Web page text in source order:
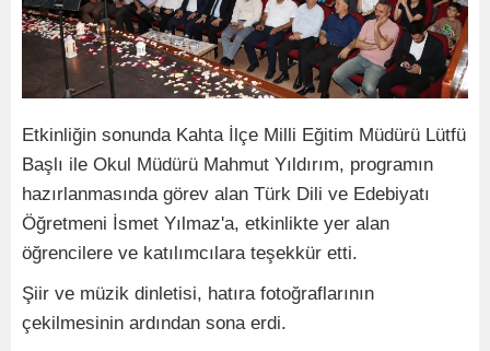
Etkinliğin sonunda Kahta İlçe Milli Eğitim Müdürü Lütfü
Başlı ile Okul Müdürü Mahmut Yıldırım, programın
hazırlanmasında görev alan Türk Dili ve Edebiyatı
Öğretmeni İsmet Yılmaz'a, etkinlikte yer alan
öğrencilere ve katılımcılara teşekkür etti.
Şiir ve müzik dinletisi, hatıra fotoğraflarının
çekilmesinin ardından sona erdi.